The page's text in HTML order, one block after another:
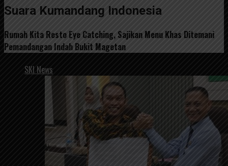
Suara Kumandang Indonesia
Rumah Kita Resto Eye Catching, Sajikan Menu Khas Ditemani
Pemandangan Indah Bukit Magetan
SKI News